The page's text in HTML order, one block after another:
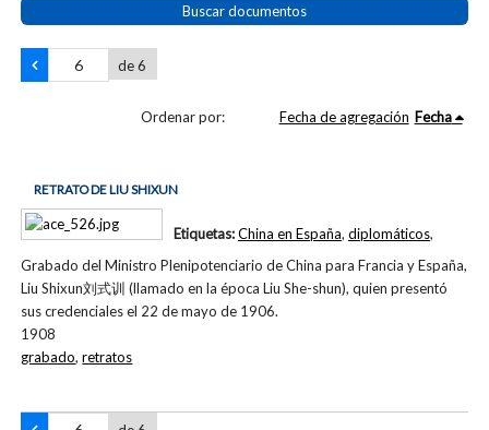
Buscar documentos
de 6
Ordenar por: Fecha de agregación Fecha
RETRATO DE LIU SHIXUN
Grabado del Ministro Plenipotenciario de China para Francia y España,
Liu Shixun刘式训 (llamado en la época Liu She-shun), quien presentó
sus credenciales el 22 de mayo de 1906.
1908
Etiquetas:China en España, diplomáticos,
grabado,retratos